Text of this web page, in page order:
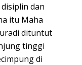
dan
itu Maha
dituntut
tinggi
di